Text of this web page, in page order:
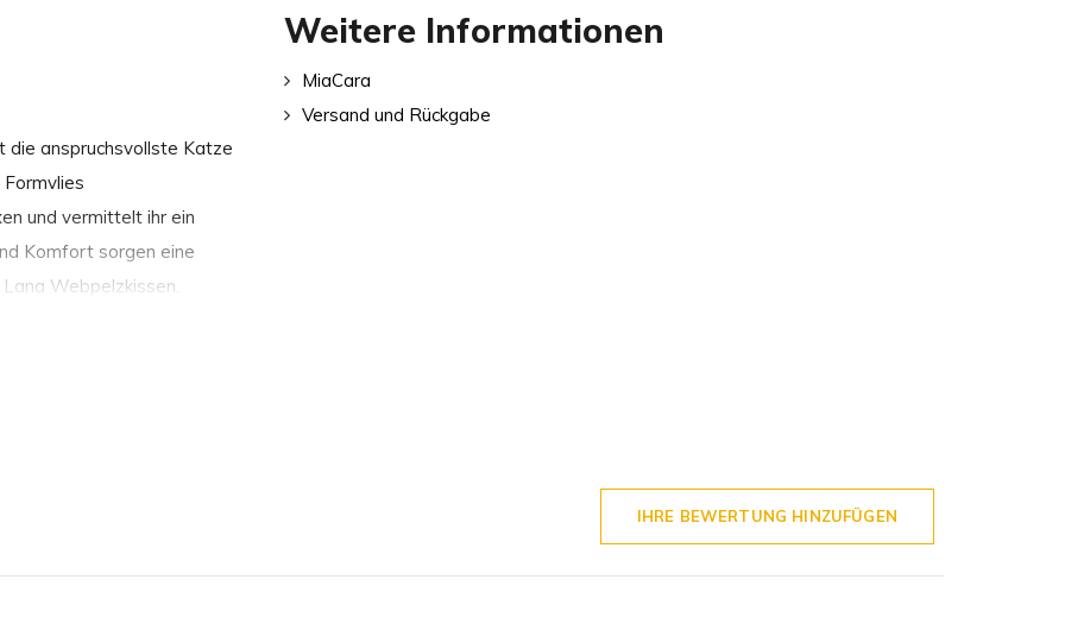
die anspruchsvollste Katze
und vermittelt ihr ein
Komfort sorgen eine
Webpelzkissen.
Weitere Informationen
MiaCara
Versand und Rückgabe
IHRE BEWERTUNG HINZUFÜGEN